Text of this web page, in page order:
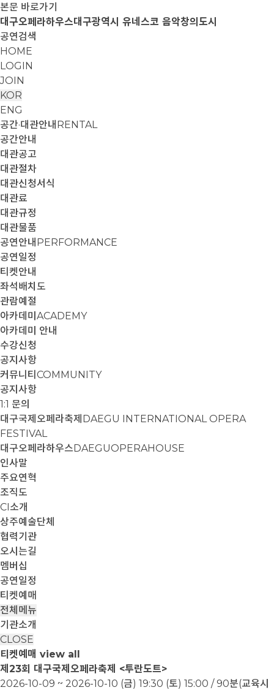
본문 바로가기
대구오페라하우스대구광역시 유네스코 음악창의도시
공연검색
HOME
LOGIN
JOIN
KOR
ENG
공간·대관안내 RENTAL
공간안내
대관공고
대관절차
대관신청서식
대관료
대관규정
대관물품
공연안내 PERFORMANCE
공연일정
티켓안내
좌석배치도
관람예절
아카데미 ACADEMY
아카데미 안내
수강신청
공지사항
커뮤니티 COMMUNITY
공지사항
1:1 문의
대구국제오페라축제 DAEGU INTERNATIONAL OPERA
FESTIVAL
대구오페라하우스DAEGUOPERAHOUSE
인사말
주요연혁
조직도
CI소개
상주예술단체
협력기관
오시는길
멤버십
공연일정
티켓예매
전체메뉴
기관소개
CLOSE
티켓예매 view all
제23회 대구국제오페라축제 <투란도트>
2026-10-09 ~ 2026-10-10 (금) 19:30 (토) 15:00 / 90분(교육시